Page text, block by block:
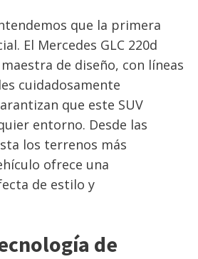
que la primera
El Mercedes GLC 220d
de diseño, con líneas
cuidadosamente
que este SUV
entorno. Desde las
los terrenos más
ofrece una
de estilo y
de